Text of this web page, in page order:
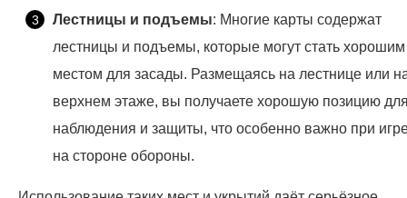
Лестницы и подъемы: Многие карты содержат
лестницы и подъемы, которые могут стать хорошим
местом для засады. Размещаясь на лестнице или
верхнем этаже, вы получаете хорошую позицию
наблюдения и защиты, что особенно важно при
на стороне обороны.